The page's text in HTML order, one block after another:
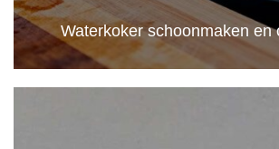
Waterkoker schoonmaken en